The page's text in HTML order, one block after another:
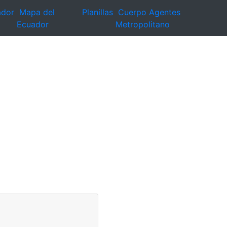
Mapa del
Ecuador
Planillas Cuerpo Agentes
Metropolitano